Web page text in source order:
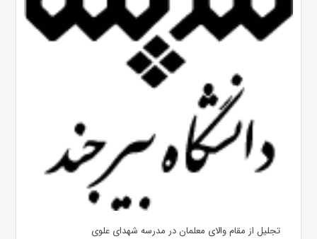
تجلیل از مقام والای معلمان در مدرسه شهدای علوی